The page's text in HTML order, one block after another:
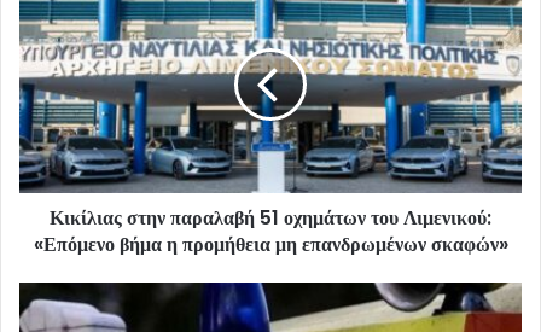
Κικίλιας στην παραλαβή 51 οχημάτων του Λιμενικού:
«Επόμενο βήμα η προμήθεια μη επανδρωμένων σκαφών»